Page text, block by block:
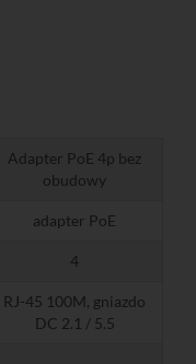
Adapter PoE 4p bez
obudowy
adapter PoE
4
RJ-45 100M, gniazdo
DC 2.1 / 5.5